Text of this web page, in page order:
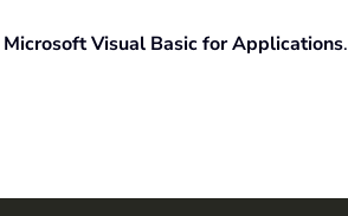
Microsoft Visual Basic for Applications.